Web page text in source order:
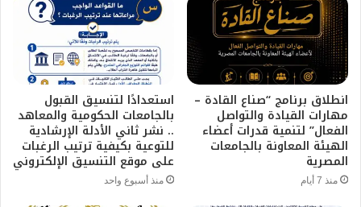
انطلاق برنامج “صناع القادة –
مهارات القيادة والتواصل
الفعال” لتنمية قدرات أعضاء
الهيئة المعاونة بالجامعات
المصرية
منذ 7 أيام
استعدادًا لتنسيق القبول
بالجامعات الحكومية والمعاهد
.. نشر ثاني الأدلة الإرشادية
للتوعية بكيفية ترتيب الرغبات
على موقع التنسيق الإلكتروني
منذ أسبوع واحد